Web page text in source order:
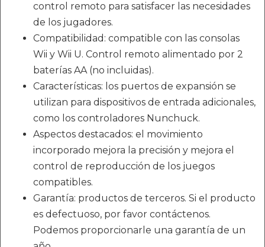
control remoto para satisfacer las necesidades
de los jugadores.
Compatibilidad: compatible con las consolas
Wii y Wii U. Control remoto alimentado por 2
baterías AA (no incluidas).
Características: los puertos de expansión se
utilizan para dispositivos de entrada adicionales,
como los controladores Nunchuck.
Aspectos destacados: el movimiento
incorporado mejora la precisión y mejora el
control de reproducción de los juegos
compatibles.
Garantía: productos de terceros. Si el producto
es defectuoso, por favor contáctenos.
Podemos proporcionarle una garantía de un